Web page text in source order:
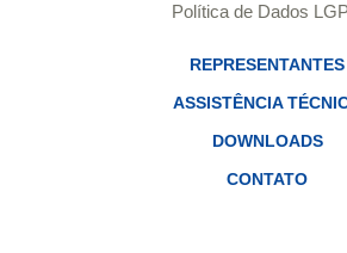
Política de Dados
REPRESENTANTES
ASSISTÊNCIA
DOWNLOADS
CONTATO